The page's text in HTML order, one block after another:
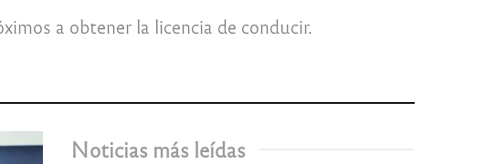
a obtener la licencia de conducir.
Noticias más leídas